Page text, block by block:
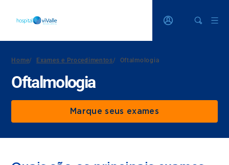
Home/ Exames e Procedimentos/ Oftalmologia
Oftalmologia
Marque seus exames